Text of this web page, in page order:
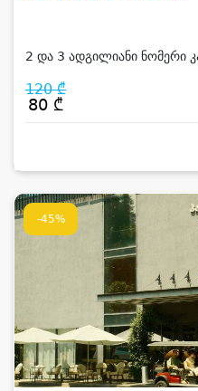
2 და 3 ადგილიანი ნომერი
120 ₾
80 ₾
-45%